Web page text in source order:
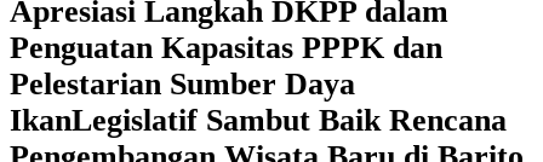
Apresiasi Langkah DKPP dalam
Penguatan Kapasitas PPPK dan
Pelestarian Sumber Daya
IkanLegislatif Sambut Baik Rencana